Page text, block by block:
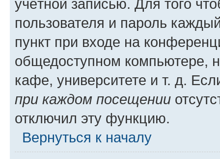
учётной записью. Для того
пользователя и пароль
пункт при входе на
общедоступном компьютере,
кафе, университете и т. д.
при каждом посещении
отключил эту функцию.
Вернуться к началу